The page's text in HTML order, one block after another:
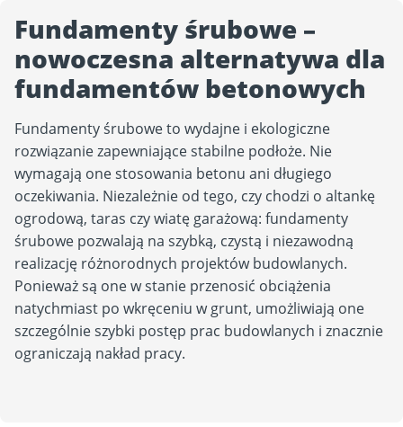
Fundamenty śrubowe –
nowoczesna alternatywa dla
fundamentów betonowych
Fundamenty śrubowe to wydajne i ekologiczne
rozwiązanie zapewniające stabilne podłoże. Nie
wymagają one stosowania betonu ani długiego
oczekiwania. Niezależnie od tego, czy chodzi o altankę
ogrodową, taras czy wiatę garażową: fundamenty
śrubowe pozwalają na szybką, czystą i niezawodną
realizację różnorodnych projektów budowlanych.
Ponieważ są one w stanie przenosić obciążenia
natychmiast po wkręceniu w grunt, umożliwiają one
szczególnie szybki postęp prac budowlanych i znacznie
ograniczają nakład pracy.